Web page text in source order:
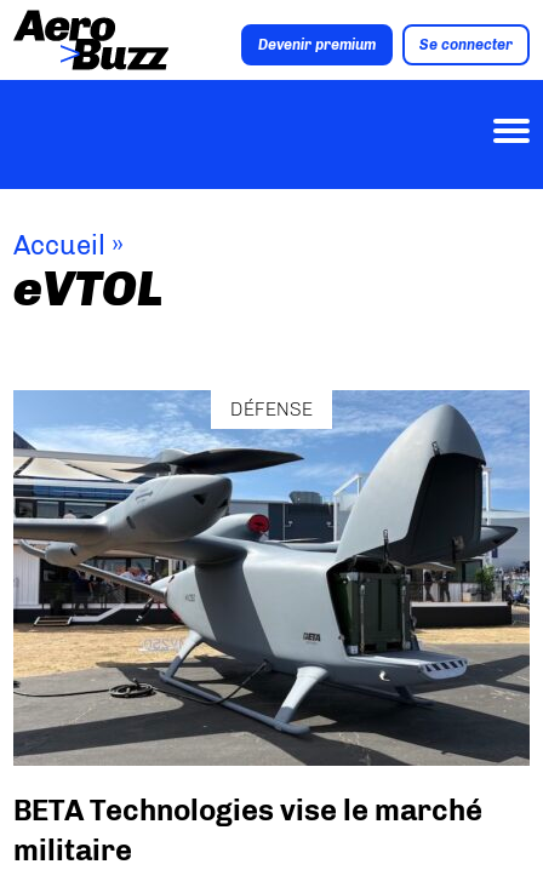
Devenir premium Se connecter
Accueil »
eVTOL
DÉFENSE
BETA Technologies vise le marché
militaire